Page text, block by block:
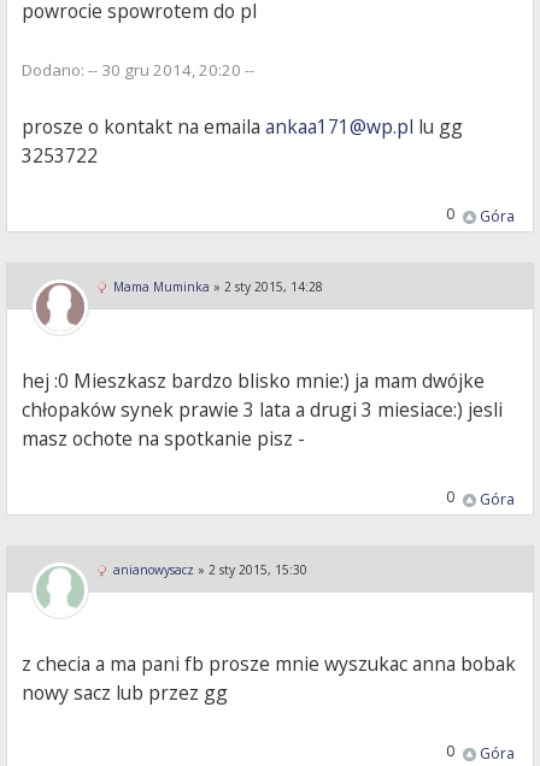
powrocie spowrotem do pl
Dodano: -- 30 gru 2014, 20:20 --
prosze o kontakt na emailaankaa171@wp.pl lu gg
3253722
Góra
0
Mama Muminka » 2 sty 2015, 14:28
hej :0 Mieszkasz bardzo blisko mnie:) ja mam dwójke
chłopaków synek prawie 3 lata a drugi 3 miesiace:) jesli
masz ochote na spotkanie pisz -
Góra
0
anianowysacz » 2 sty 2015, 15:30
z checia a ma pani fb prosze mnie wyszukac anna bobak
nowy sacz lub przez gg
Góra
0